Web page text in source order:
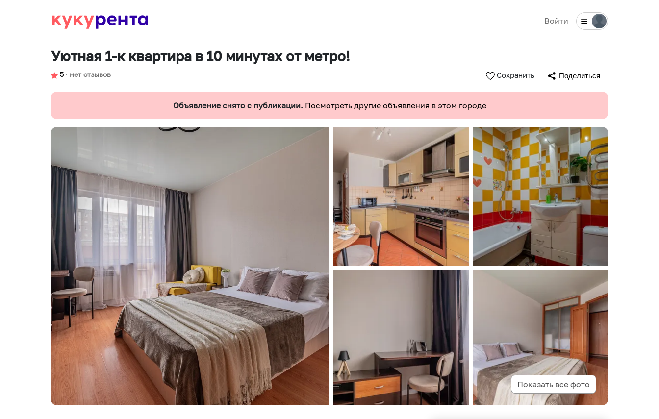
Войти
Уютная 1-к квартира в 10 минутах от метро!
5 ∙ нет отзывов Сохранить Поделиться
Объявление снято с публикации. Посмотреть другие объявления в этом городе
Показать все фото